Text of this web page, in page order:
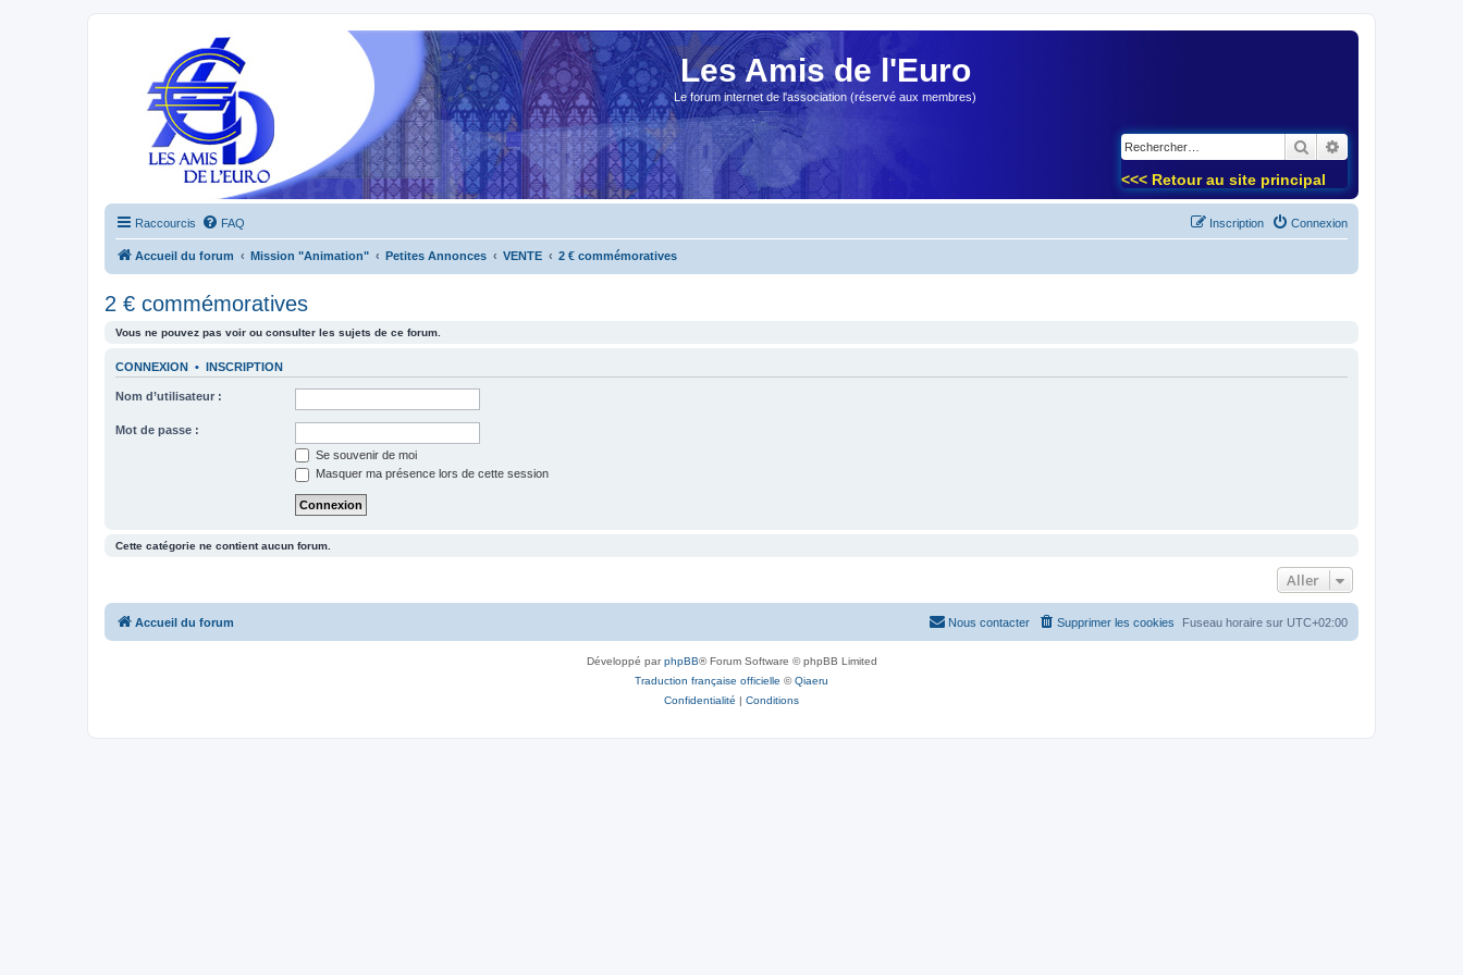
Les Amis de l'Euro
Le forum internet de l'association (réservé aux membres)
Rechercher
<<< Retour au site principal
Raccourcis FAQ Connexion
Inscription
Accueil du forum Mission "Animation" Petites Annonces VENTE 2 € commémoratives
2 € commémoratives
Vous ne pouvez pas voir ou consulter les sujets de ce forum.
CONNEXION • INSCRIPTION
Nom d’utilisateur :
Mot de passe :
Se souvenir de moi
Masquer ma présence lors de cette session
Cette catégorie ne contient aucun forum.
Aller
Accueil du forum Fuseau horaire sur UTC+02:00
Supprimer les cookies
Nous contacter
Développé parphpBB® Forum Software © phpBB Limited
Traduction française officielle ©Qiaeru
Confidentialité | Conditions